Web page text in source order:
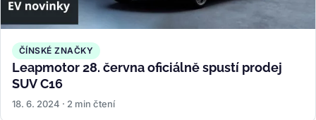
ČÍNSKÉ ZNAČKY
Leapmotor 28. června oficiálně spustí prodej
SUV C16
18. 6. 2024 · 2 min čtení